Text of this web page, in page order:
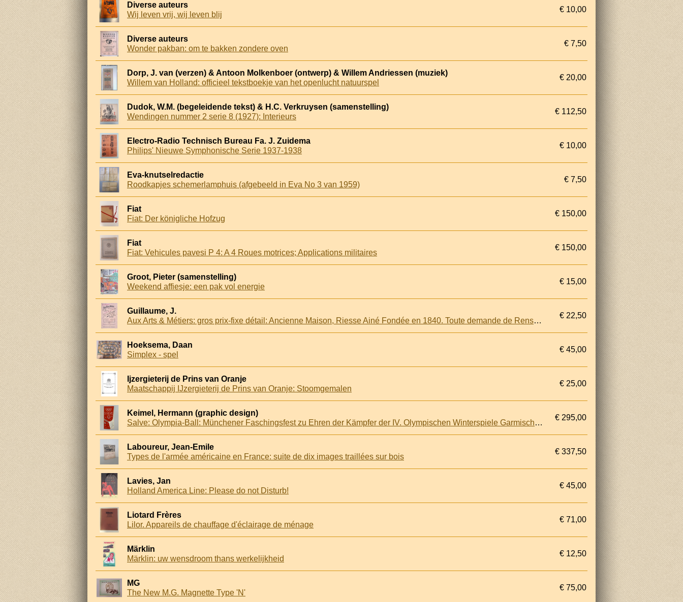
Diverse auteurs
Wij leven vrij, wij leven blij
€ 10,00
Diverse auteurs
Wonder pakban: om te bakken zondere oven
€ 7,50
Dorp, J. van (verzen) & Antoon Molkenboer (ontwerp) & Willem Andriessen (muziek)
Willem van Holland: officieel tekstboekje van het openlucht natuurspel
€ 20,00
Dudok, W.M. (begeleidende tekst) & H.C. Verkruysen (samenstelling)
Wendingen nummer 2 serie 8 (1927): Interieurs
€ 112,50
Electro-Radio Technisch Bureau Fa. J. Zuidema
Philips' Nieuwe Symphonische Serie 1937-1938
€ 10,00
Eva-knutselredactie
Roodkapjes schemerlamphuis (afgebeeld in Eva No 3 van 1959)
€ 7,50
Fiat
Fiat: Der königliche Hofzug
€ 150,00
Fiat
Fiat: Vehicules pavesi P 4: A 4 Roues motrices; Applications militaires
€ 150,00
Groot, Pieter (samenstelling)
Weekend affiesje: een pak vol energie
€ 15,00
Guillaume, J.
Aux Arts & Métiers: gros prix-fixe détail: Ancienne Maison, Riesse Ainé Fondée en 1840. Toute demande de Renseignements doit étre acompagnée d'un timbre pour la reponse. Ce Tarif annule tous les Précédents
€ 22,50
Hoeksema, Daan
Simplex - spel
€ 45,00
Ijzergieterij de Prins van Oranje
Maatschappij IJzergieterij de Prins van Oranje: Stoomgemalen
€ 25,00
Keimel, Hermann (graphic design)
Salve: Olympia-Ball: Münchener Faschingsfest zu Ehren der Kämpfer der IV. Olympischen Winterspiele Garmisch-Partenkirchen 1936
€ 295,00
Laboureur, Jean-Emile
Types de l'armée américaine en France: suite de dix images traillées sur bois
€ 337,50
Lavies, Jan
Holland America Line: Please do not Disturb!
€ 45,00
Liotard Frères
Lilor. Appareils de chauffage d'éclairage de ménage
€ 71,00
Märklin
Märklin: uw wensdroom thans werkelijkheid
€ 12,50
MG
The New M.G. Magnette Type 'N'
€ 75,00